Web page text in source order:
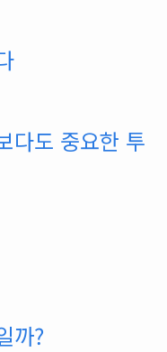
다도 중요한 투
까?